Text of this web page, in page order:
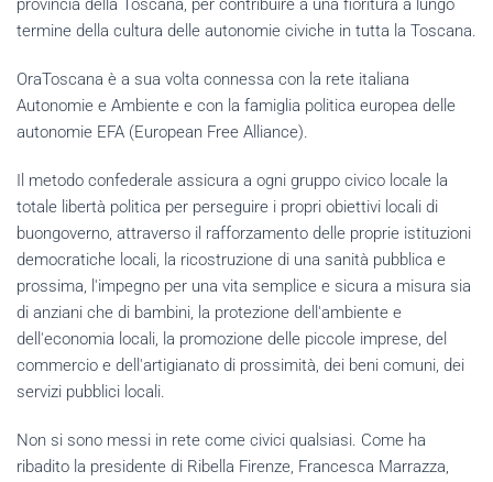
provincia della Toscana, per contribuire a una fioritura a lungo
termine della cultura delle autonomie civiche in tutta la Toscana.
OraToscana è a sua volta connessa con la rete italiana
Autonomie e Ambiente e con la famiglia politica europea delle
autonomie EFA (European Free Alliance).
Il metodo confederale assicura a ogni gruppo civico locale la
totale libertà politica per perseguire i propri obiettivi locali di
buongoverno, attraverso il rafforzamento delle proprie istituzioni
democratiche locali, la ricostruzione di una sanità pubblica e
prossima, l'impegno per una vita semplice e sicura a misura sia
di anziani che di bambini, la protezione dell'ambiente e
dell'economia locali, la promozione delle piccole imprese, del
commercio e dell'artigianato di prossimità, dei beni comuni, dei
servizi pubblici locali.
Non si sono messi in rete come civici qualsiasi. Come ha
ribadito la presidente di Ribella Firenze, Francesca Marrazza,